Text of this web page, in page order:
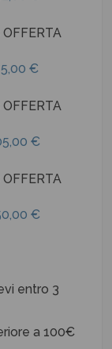
€
€
€
entro 3
a 100€